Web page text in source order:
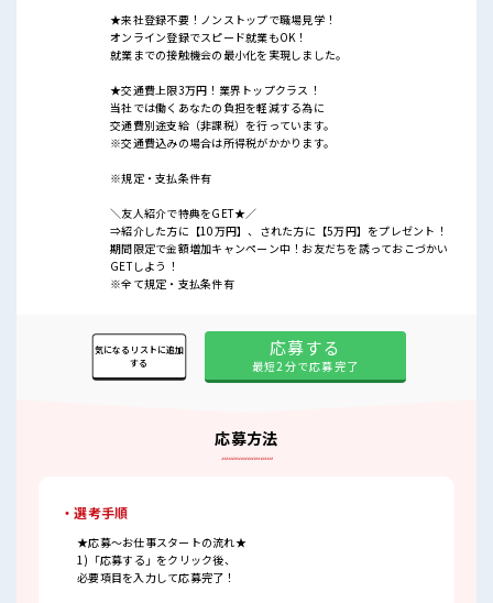
★来社登録不要！ノンストップで職場見学！
オンライン登録でスピード就業もOK！
就業までの接触機会の最小化を実現しました。
★交通費上限3万円！業界トップクラス！
当社では働くあなたの負担を軽減する為に
交通費別途支給（非課税）を行っています。
※交通費込みの場合は所得税がかかります。
※規定・支払条件有
＼友人紹介で特典をGET★／
⇒紹介した方に【10万円】、された方に【5万円】をプレゼント！
期間限定で金額増加キャンペーン中！お友だちを誘っておこづかい
GETしよう！
※全て規定・支払条件有
応募する
最短2分で応募完了
気になるリストに追加
する
応募方法
・選考手順
★応募～お仕事スタートの流れ★
1)「応募する」をクリック後、
必要項目を入力して応募完了！